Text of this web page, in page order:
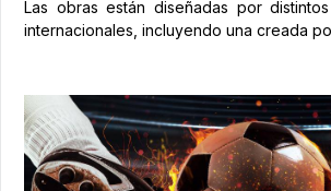
Las obras están diseñadas por
internacionales, incluyendo una creada